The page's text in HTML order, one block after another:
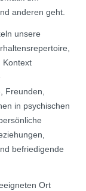
anderen geht.
unsere
Kontext
Freunden,
in psychischen
befriedigende
Ort